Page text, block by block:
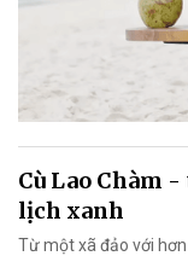
Cù Lao Chàm
lịch xanh
Từ một xã đảo với